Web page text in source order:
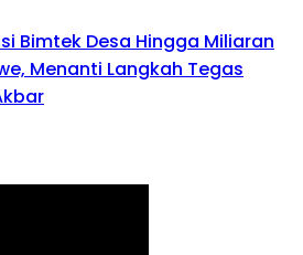
Bimtek Desa Hingga Miliaran
Menanti Langkah Tegas